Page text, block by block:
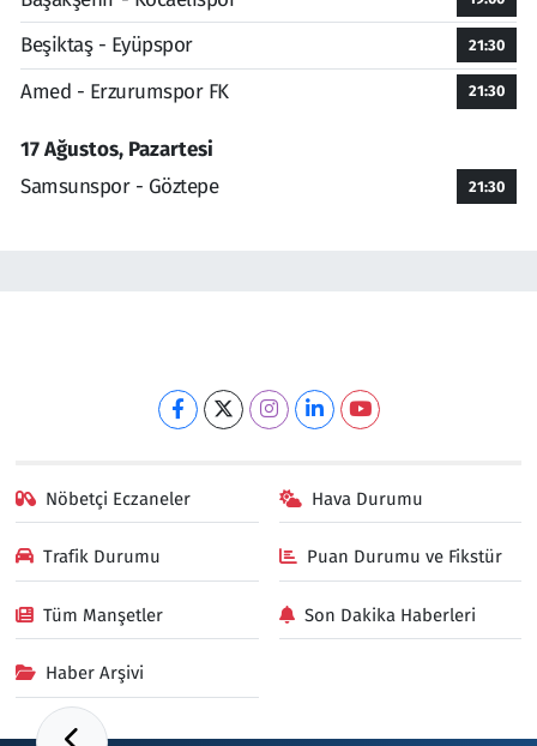
Beşiktaş - Eyüpspor 21:30
Amed - Erzurumspor FK 21:30
17 Ağustos, Pazartesi
Samsunspor - Göztepe
21:30
Nöbetçi Eczaneler Hava Durumu
Trafik Durumu Puan Durumu ve Fikstür
Tüm Manşetler Son Dakika Haberleri
Haber Arşivi